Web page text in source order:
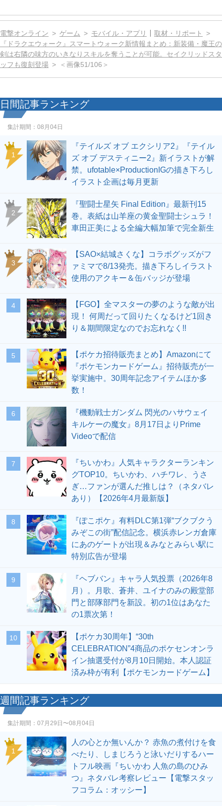
電撃オンライン ゲーム モバイル・アプリ
取材・リポート
『ドラクエウォーク』スマートウォーク新情報まとめ：新装備・魔王の
剣は右隣の味方のいきなりスキルを奪うことが可能。セイクリッドスタ
ッフも復刻登場
＜画像51/106＞
日間記事ランキング
集計期間： 08月04日
1
『テイルズ オブ エクシリア2』『テイル
ズ オブ デスティニー2』新イラストが解
禁。ufotable×ProductionIGの描き下ろし
イラスト企画は毎月更新
2
『聖闘士星矢 Final Edition』最新刊15
巻。表紙は山羊座の黄金聖闘士シュラ！
車田正美による全編大幅加筆で完全新生
3
【SAO×結城さくな】コラボグッズがフ
ァミマで8/13発売。描き下ろしイラスト
使用のアクキー＆缶バッジが登場
4
【FGO】全マスターの夢のような敵が出
現！ 何周だって回りたくなるけど1回き
り＆期間限定なのでお忘れなく!!
5
【ポケカ招待販売まとめ】Amazonにて
『ポケモンカードゲーム』招待販売が一
挙実施中。30周年記念アイテムほか多
数！
6
『機動戦士ガンダム 閃光のハサウェイ
キルケーの魔女』8月17日よりPrime
Videoで配信
7
『ちいかわ』人気キャラクターランキン
グTOP10。ちいかわ、ハチワレ、うさ
ぎ…ファンが選んだ推しは？（ネタバレ
あり）【2026年4月最新版】
8
『ぽこポケ』有料DLC第1弾“ブクブクう
みぞこの街”配信記念。横浜赤レンガ倉庫
にあのゲートが出現＆みなとみらい駅に
特別広告が登場
9
『ヘブバン』キャラ人気投票（2026年8
月）。月歌、蒼井、ユイナのみの殿堂部
門と部隊部門を新設。初の1位はあなた
の1票次第！
10
【ポケカ30周年】“30th
CELEBRATION”4商品のポケセンオンラ
イン抽選受付が8月10日開始。本人認証
済み枠が有利【ポケモンカードゲーム】
週間記事ランキング
集計期間： 07月29日〜08月04日
1
人の心とか無いんか？ 赤魚の煮付けを食
べたり、しまじろうと泳いだりするハー
トフル映画『ちいかわ 人魚の島のひみ
つ』ネタバレ考察レビュー【電撃スタッ
フコラム：オッシー】